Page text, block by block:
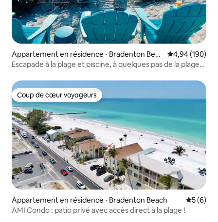
Appartement en résidence ⋅ Bradenton Beac
h
Évaluation
4,94 (190)
Escapade à la plage et piscine, à quelques pas de la plage
Coup de cœur voyageurs
Coup de cœur voyageurs
Appartement en résidence ⋅ Bradenton Beach
5 (6)
AMI Condo : patio privé avec accès direct à la plage !